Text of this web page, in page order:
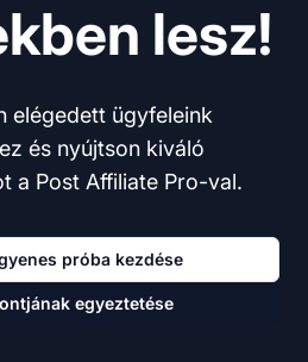
lesz!
elégedett ügyfeleink
és nyújtson kiváló
a Post Affiliate Pro-val.
próba kezdése
egyeztetése